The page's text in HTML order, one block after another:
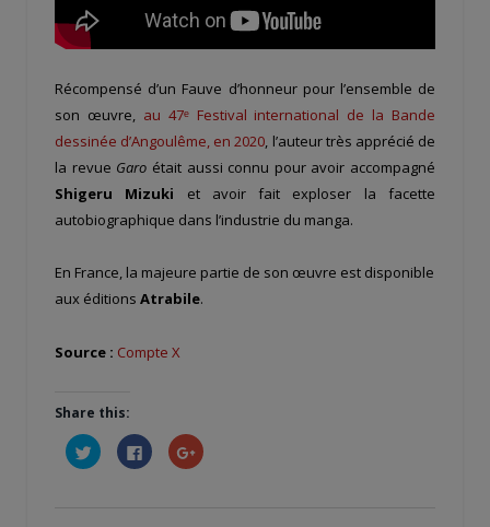
Récompensé d’un Fauve d’honneur pour l’ensemble de
son œuvre, au 47ᵉ Festival international de la Bande
dessinée d’Angoulême, en 2020, l’auteur très apprécié de
la revue Garo était aussi connu pour avoir accompagné
Shigeru Mizuki et avoir fait exploser la facette
autobiographique dans l’industrie du manga.
En France, la majeure partie de son œuvre est disponible
aux éditions Atrabile.
Source : Compte X
Share this:
Cliquez
pour
partager
Cliquez
pour
partager
Cliquez
pour